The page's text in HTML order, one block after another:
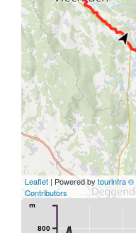
Leaflet | Powered by tourinfra ®
Contributors
800
m